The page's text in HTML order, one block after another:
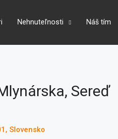
Nehnuteľnosti Náš tím
Sereď
Slovensko